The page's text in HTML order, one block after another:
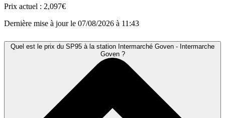
Prix actuel : 2,097€
Dernière mise à jour le 07/08/2026 à 11:43
Quel est le prix du SP95 à la station Intermarché Goven - Intermarche
Goven ?